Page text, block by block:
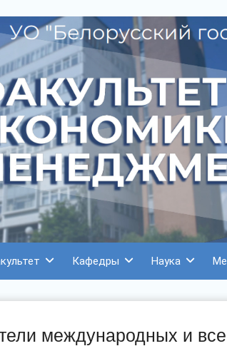
Кафедры Наука
международных и